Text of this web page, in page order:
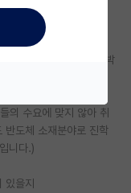
정 입학 예정입니다.
장이 호황이라 취업과 박
의 수요에 맞지 않아 취
반도체 소재분야로 진학
니다.)
을지